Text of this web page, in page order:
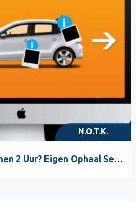
N.O.T.K.
Auto Verkopen Binnen 2 Uur? Eigen Ophaal Service!